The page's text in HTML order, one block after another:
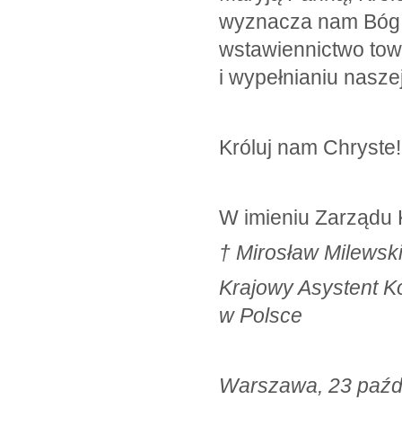
wyznacza nam
wstawiennictwo
i wypełnianiu
Króluj nam Chryste!
W imieniu Zarządu
†
Krajowy
w Polsce
Warszawa, 23